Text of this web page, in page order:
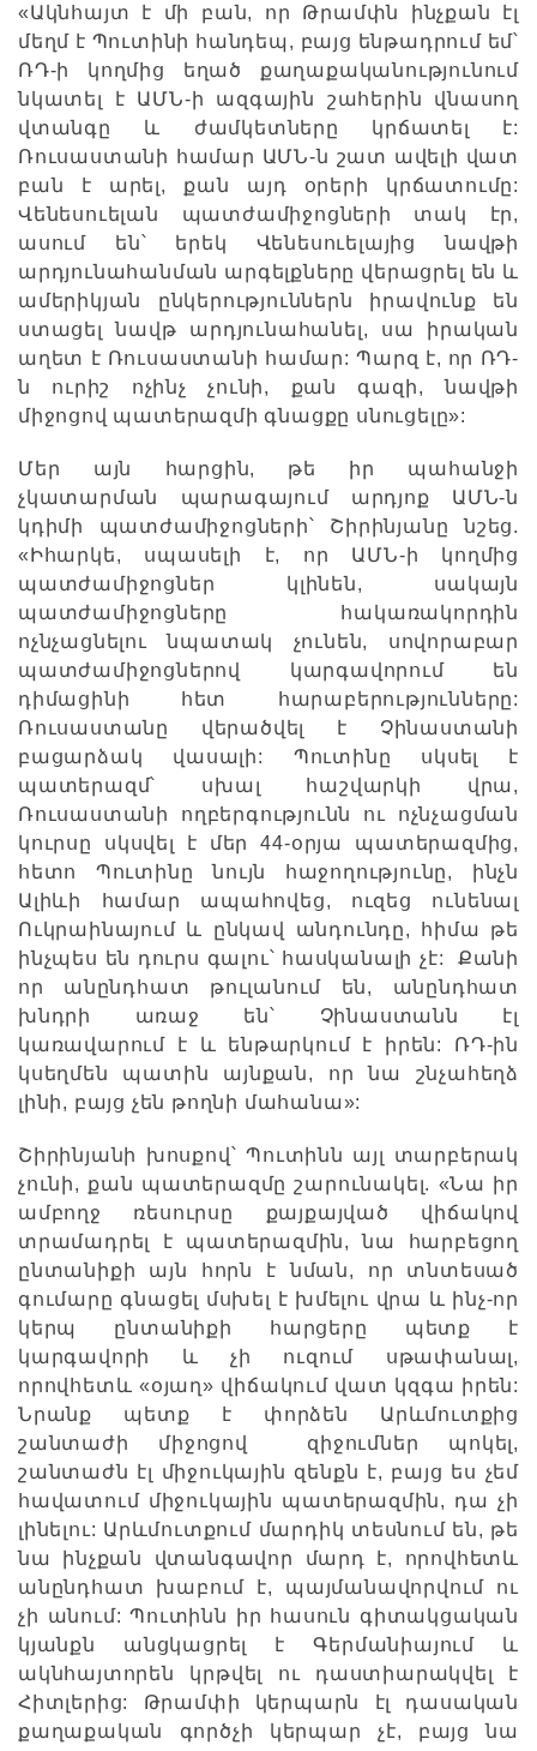
«Ակնհայտ է մի բան, որ Թրամփն ինչքան էլ
մեղմ է Պուտինի հանդեպ, բայց ենթադրում եմ՝
ՌԴ-ի կողմից եղած քաղաքականությունում
նկատել է ԱՄՆ-ի ազգային շահերին վնասող
վտանգը և ժամկետները կրճատել է:
Ռուսաստանի համար ԱՄՆ-ն շատ ավելի վատ
բան է արել, քան այդ օրերի կրճատումը:
Վենեսուելան պատժամիջոցների տակ էր,
ասում են՝ երեկ Վենեսուելայից նավթի
արդյունահանման արգելքները վերացրել են և
ամերիկյան ընկերություններն իրավունք են
ստացել նավթ արդյունահանել, սա իրական
աղետ է Ռուսաստանի համար: Պարզ է, որ ՌԴ-
ն ուրիշ ոչինչ չունի, քան գազի, նավթի
միջոցով պատերազմի գնացքը սնուցելը»:
Մեր այն հարցին, թե իր պահանջի
չկատարման պարագայում արդյոք ԱՄՆ-ն
կդիմի պատժամիջոցների՝ Շիրինյանը նշեց.
«Իհարկե, սպասելի է, որ ԱՄՆ-ի կողմից
պատժամիջոցներ կլինեն, սակայն
պատժամիջոցները հակառակորդին
ոչնչացնելու նպատակ չունեն, սովորաբար
պատժամիջոցներով կարգավորում են
դիմացինի հետ հարաբերությունները:
Ռուսաստանը վերածվել է Չինաստանի
բացարձակ վասալի: Պուտինը սկսել է
պատերազմ՝ սխալ հաշվարկի վրա,
Ռուսաստանի ողբերգությունն ու ոչնչացման
կուրսը սկսվել է մեր 44-օրյա պատերազմից,
հետո Պուտինը նույն հաջողությունը, ինչն
Ալիևի համար ապահովեց, ուզեց ունենալ
Ուկրաինայում և ընկավ անդունդը, հիմա թե
ինչպես են դուրս գալու՝ հասկանալի չէ: Քանի
որ անընդհատ թուլանում են, անընդհատ
խնդրի առաջ են՝ Չինաստանն էլ
կառավարում է և ենթարկում է իրեն: ՌԴ-ին
կսեղմեն պատին այնքան, որ նա շնչահեղձ
լինի, բայց չեն թողնի մահանա»:
Շիրինյանի խոսքով՝ Պուտինն այլ տարբերակ
չունի, քան պատերազմը շարունակել. «Նա իր
ամբողջ ռեսուրսը քայքայված վիճակով
տրամադրել է պատերազմին, նա հարբեցող
ընտանիքի այն հորն է նման, որ տնտեսած
գումարը գնացել մսխել է խմելու վրա և ինչ-որ
կերպ ընտանիքի հարցերը պետք է
կարգավորի և չի ուզում սթափանալ,
որովհետև «օյաղ» վիճակում վատ կզգա իրեն:
Նրանք պետք է փորձեն Արևմուտքից
շանտաժի միջոցով զիջումներ պոկել,
շանտաժն էլ միջուկային զենքն է, բայց ես չեմ
հավատում միջուկային պատերազմին, դա չի
լինելու: Արևմուտքում մարդիկ տեսնում են, թե
նա ինչքան վտանգավոր մարդ է, որովհետև
անընդհատ խաբում է, պայմանավորվում ու
չի անում: Պուտինն իր հասուն գիտակցական
կյանքն անցկացրել է Գերմանիայում և
ակնհայտորեն կրթվել ու դաստիարակվել է
Հիտլերից: Թրամփի կերպարն էլ դասական
քաղաքական գործչի կերպար չէ, բայց նա